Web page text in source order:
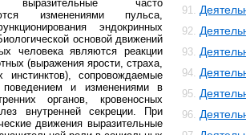
выразительные часто
изменениями пульса,
эндокринных
основой движений
человека являются реакции
(выражения ярости, страха,
инстинктов), сопровождаемые
поведением и изменениями в
органов, кровеносных
внутренней секреции. При
движения выразительные
91.
92.
93.
94.
95.
96.